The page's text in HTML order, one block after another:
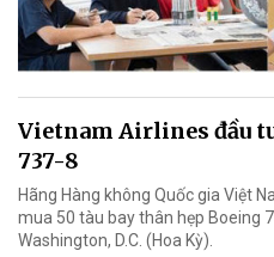
Vietnam Airlines đầu
737-8
Hãng Hàng không Quốc gia Việt
mua 50 tàu bay thân hẹp Boeing
Washington, D.C. (Hoa Kỳ).